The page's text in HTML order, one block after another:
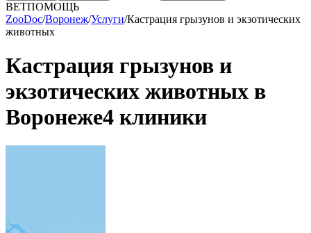
ВЕТПОМОЩЬ
ZooDoc/Воронеж/Услуги/Кастрация грызунов и экзотических
животных
Кастрация грызунов и
экзотических животных в
Воронеже4 клиники